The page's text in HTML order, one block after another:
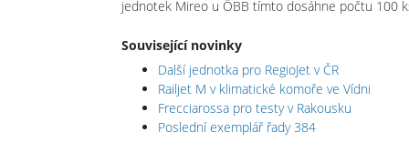
jednotek Mireo u ÖBB tímto dosáhne počtu 100
Související novinky
Další jednotka pro RegioJet v ČR
Railjet M v klimatické komoře ve Vídni
Frecciarossa pro testy v Rakousku
Poslední exemplář řady 384